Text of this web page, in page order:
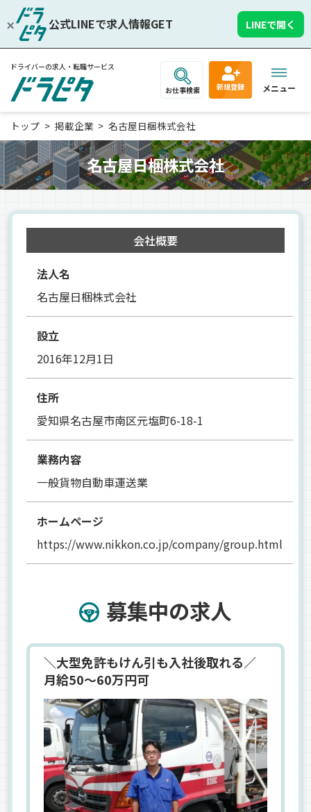
公式LINEで求人情報GET LINEで開く
ドライバーの求人・転職サービス
お仕事検索 新規登録 メニュー
トップ 掲載企業 名古屋日梱株式会社
名古屋日梱株式会社
会社概要
法人名
名古屋日梱株式会社
設立
2016年12月1日
住所
愛知県名古屋市南区元塩町6-18-1
業務内容
一般貨物自動車運送業
ホームページ
https://www.nikkon.co.jp/company/group.html
募集中の求人
＼大型免許もけん引も入社後取れる／
月給50～60万円可